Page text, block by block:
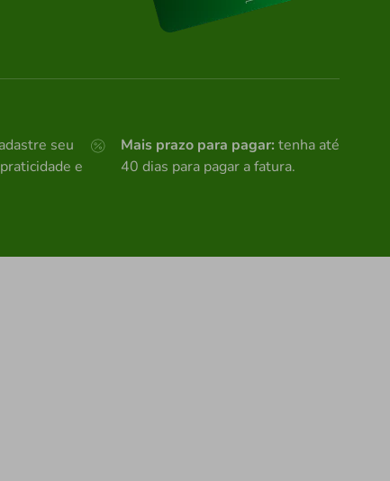
seu
e
Mais prazo para pagar: tenha até
40 dias para pagar a fatura.